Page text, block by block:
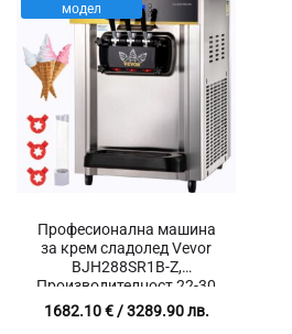
Професионална машина
за крем сладолед Vevor
BJH288SR1B-Z,
Производителност 22-30
л/ч, Мощност 2200W,
Вместимост 2 x 6 литра
1682.10€/ 3289.90 лв.
модел